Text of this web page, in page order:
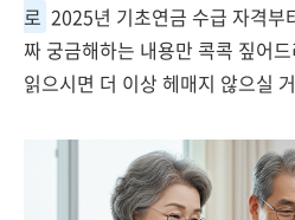
로 2025년 기초연금 수급 자격부
짜 궁금해하는 내용만 콕콕 짚어
읽으시면 더 이상 헤매지 않으실